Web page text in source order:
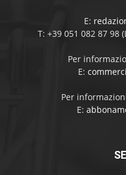
E:
T: +39 051 082 87 98
Per
E:
Per
E: